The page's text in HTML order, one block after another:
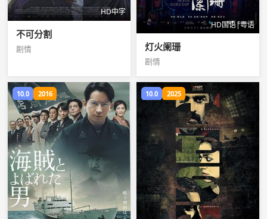
HD中字
不可分割
剧情
HD国语|粤语
灯火阑珊
剧情
10.0 2016 10.0 2025